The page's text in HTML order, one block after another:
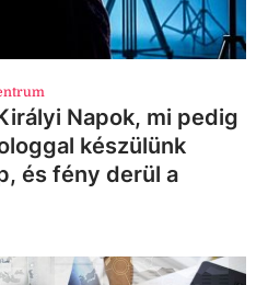
Napok, mi pedig
készülünk
és fény derül a